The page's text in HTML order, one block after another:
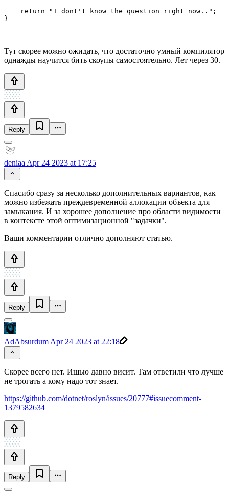
    return "I dont't know the question right now..";
}
Тут скорее можно ожидать, что достаточно умный компилятор
однажды научится бить скоупы самостоятельно. Лет через 30.
Reply
deniaa Apr 24 2023 at 17:25
Спасибо сразу за несколько дополнительных вариантов, как
можно избежать преждевременной аллокации объекта для
замыкания. И за хорошее дополнение про области видимости
в контексте этой оптимизационной "задачки".
Ваши комментарии отлично дополняют статью.
Reply
AdAbsurdum Apr 24 2023 at 22:18
Скорее всего нет. Ишью давно висит. Там ответили что лучше
не трогать а кому надо тот знает.
https://github.com/dotnet/roslyn/issues/20777#issuecomment-
1379582634
Reply